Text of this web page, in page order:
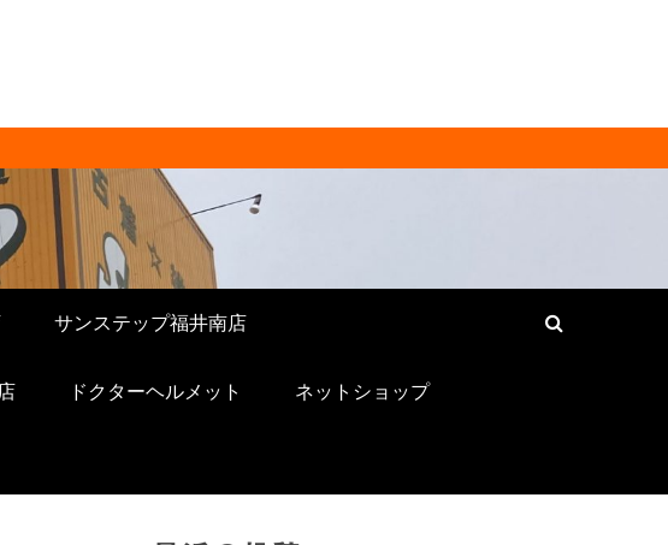
ップ [ RECYCLE
・ブランド品・バッグ・時計・家具・家
ください！
サンステップ福井南店
ドクターヘルメット ネットショップ